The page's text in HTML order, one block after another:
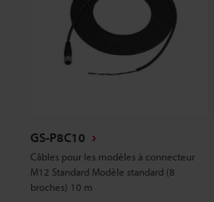
GS-P8C10
Câbles pour les modèles à connecteur
M12 Standard Modèle standard (8
broches) 10 m